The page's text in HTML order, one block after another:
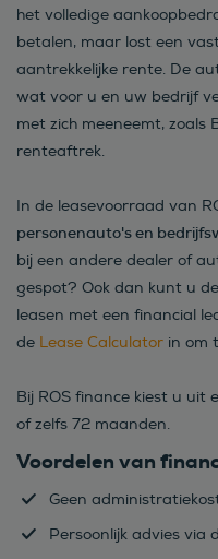
het volledige
betalen, maar lost een
aantrekkelijke rente. De
wat voor u en uw bedrijf
met zich meeneemt,
renteaftrek.
In de leasevoorraad van
personenauto's en
bij een andere dealer of
gespot? Ook dan kunt u
leasen met een financial
de Lease Calculator in om
Bij ROS finance kiest u uit
of zelfs 72 maanden.
Voordelen van
Geen
Persoonlijk advies via